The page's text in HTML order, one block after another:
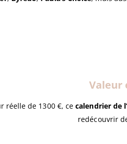
Valeur
réelle de 1300 €, cecalendrier de
redécouvrir